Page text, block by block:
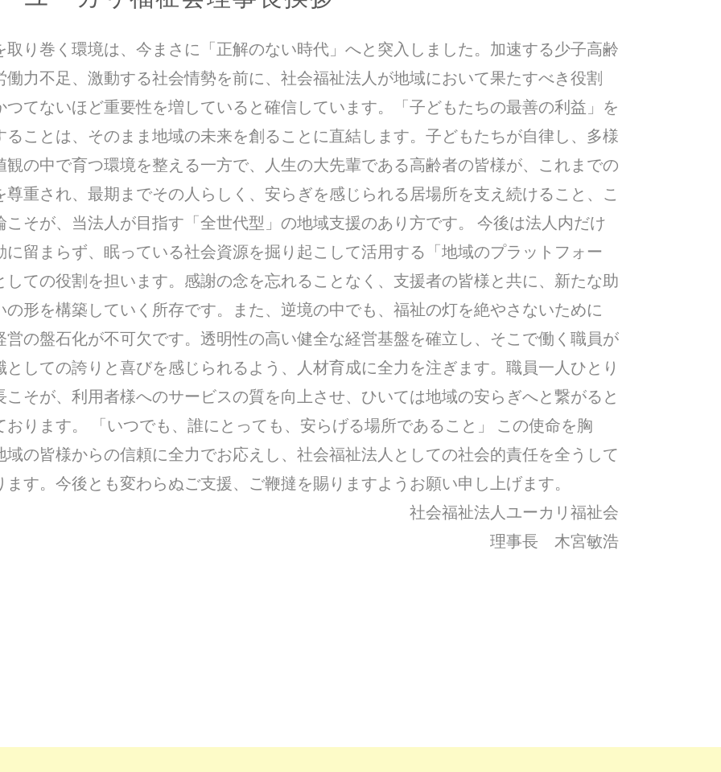
取り巻く環境は、今まさに「正解のない時代」へと突入しました。加速する少子高齢
働力不足、激動する社会情勢を前に、社会福祉法人が地域において果たすべき役割
つてないほど重要性を増していると確信しています。「子どもたちの最善の利益」を
ることは、そのまま地域の未来を創ることに直結します。子どもたちが自律し、多様
観の中で育つ環境を整える一方で、人生の大先輩である高齢者の皆様が、これまでの
尊重され、最期までその人らしく、安らぎを感じられる居場所を支え続けること、こ
こそが、当法人が目指す「全世代型」の地域支援のあり方です。 今後は法人内だけ
に留まらず、眠っている社会資源を掘り起こして活用する「地域のプラットフォー
しての役割を担います。感謝の念を忘れることなく、支援者の皆様と共に、新たな助
の形を構築していく所存です。また、逆境の中でも、福祉の灯を絶やさないために
営の盤石化が不可欠です。透明性の高い健全な経営基盤を確立し、そこで働く職員が
としての誇りと喜びを感じられるよう、人材育成に全力を注ぎます。職員一人ひとり
こそが、利用者様へのサービスの質を向上させ、ひいては地域の安らぎへと繋がると
おります。 「いつでも、誰にとっても、安らげる場所であること」 この使命を胸
域の皆様からの信頼に全力でお応えし、社会福祉法人としての社会的責任を全うして
ます。今後とも変わらぬご支援、ご鞭撻を賜りますようお願い申し上げます。
社会福祉法人ユーカリ福祉会
理事長 木宮敏浩